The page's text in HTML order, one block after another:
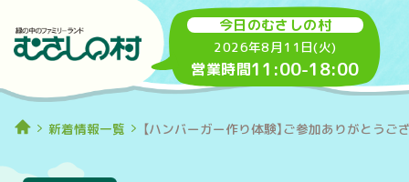
今日のむさしの村
2026年8月11日(火)
営業時間11:00-18:00
新着情報一覧 【ハンバーガー作り体験】ご参加ありがとうござ